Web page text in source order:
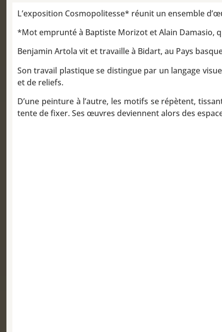
L’exposition Cosmopolitesse* réunit un ensemble
*Mot emprunté à Baptiste Morizot et Alain Damasio,
Benjamin Artola vit et travaille à Bidart, au Pays
Son travail plastique se distingue par un langage
et de reliefs.
D’une peinture à l’autre, les motifs se répètent,
tente de fixer. Ses œuvres deviennent alors des